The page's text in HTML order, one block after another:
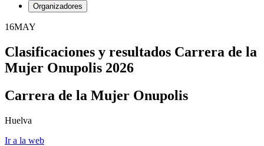
Organizadores
16MAY
Clasificaciones y resultados Carrera de la
Mujer Onupolis 2026
Carrera de la Mujer Onupolis
Huelva
Ir a la web